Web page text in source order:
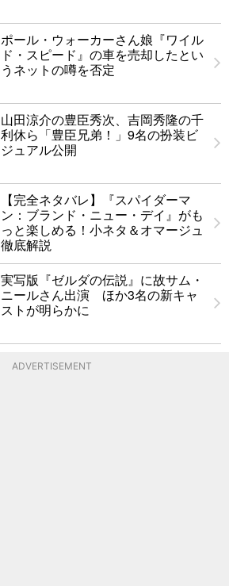
ポール・ウォーカーさん娘『ワイル
ド・スピード』の車を売却したとい
うネットの噂を否定
山田涼介の豊臣秀次、吉岡秀隆の千
利休ら「豊臣兄弟！」9名の扮装ビ
ジュアル公開
【完全ネタバレ】『スパイダーマ
ン：ブランド・ニュー・デイ』がも
っと楽しめる！小ネタ＆オマージュ
徹底解説
実写版『ゼルダの伝説』に故サム・
ニールさん出演 ほか3名の新キャ
ストが明らかに
ADVERTISEMENT